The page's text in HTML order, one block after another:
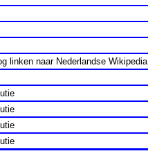
linken naar Nederlandse Wikipedia